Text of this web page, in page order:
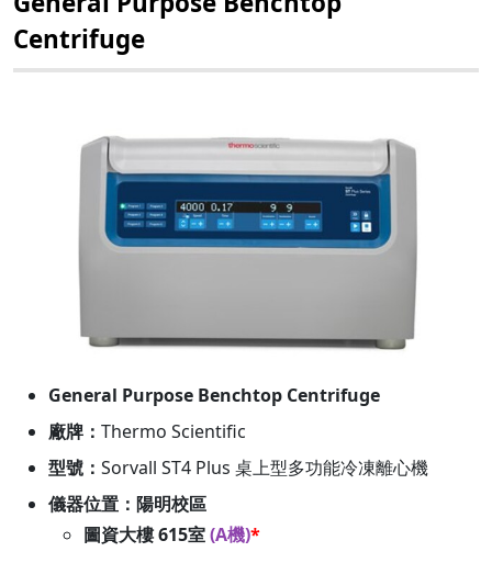
Centrifuge
General Purpose Benchtop Centrifuge
廠牌： Thermo Scientific
型號： Sorvall ST4 Plus 桌上型多功能冷凍離心機
儀器位置：陽明校區
圖資大樓 615室(A機)*